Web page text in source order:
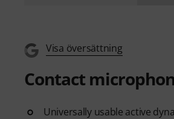
Visa översättning
Contact
Universally usable active